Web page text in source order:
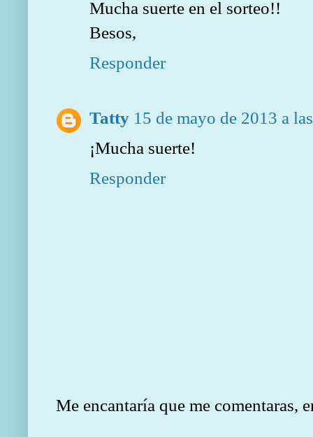
Mucha suerte en el sorteo!!
Besos,
Responder
Tatty 15 de mayo de 2013 a
¡Mucha suerte!
Responder
Me encantaría que me comentaras,